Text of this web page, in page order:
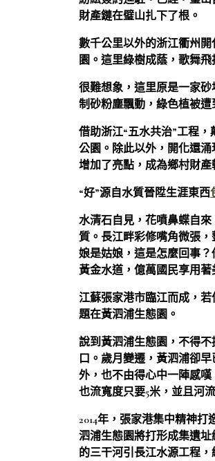
財產鏈在璧山扎下了根。
數千公里以外的浙江衢州開
園。這里綠樹成蔭，歌舞
很難想象，這里原是一家
制砂粉塵飄動，綠色植被遭
借助浙江“五水共治”工程
公園。除此以外，開化還
增加了亮點，成為鄉村財產
“好”源自水質晉陞生涯東西
水清石自見，花噴鼻蝶自來
質。長江畔彩修嘴角微張
娘是姑娘，這是怎麼回事
黃金水道，億萬國民享用著
江蘇張家港市臨江而成，
題在黃泗浦生態園。
說到黃泗浦生態園，不得
口。歲月變遷，黃泗浦卻
外，也不由得心中一陣感
也流寬度只要5米，並且河
2014年，張家港集中精神
泗浦生態園將打形成集遺
的三干河引長江水源工程